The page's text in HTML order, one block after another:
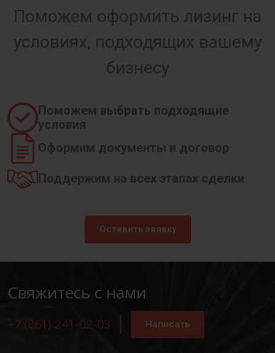
Поможем оформить лизинг на
условиях, подходящих вашему
бизнесу
Поможем выбрать подходящие
условия
Оформим документы и договор
Поддержим на всех этапах сделки
Оставить заявку
Свяжитесь с нами
+7 (861) 241-02-03 Написать